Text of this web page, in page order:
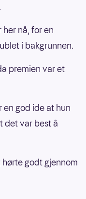
nå, for en
i bakgrunnen.
premien var et
en god ide at hun
det var best å
godt gjennom